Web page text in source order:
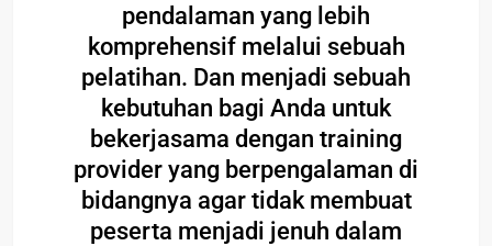
pendalaman yang lebih
komprehensif melalui sebuah
pelatihan. Dan menjadi sebuah
kebutuhan bagi Anda untuk
bekerjasama dengan training
provider yang berpengalaman di
bidangnya agar tidak membuat
peserta menjadi jenuh dalam